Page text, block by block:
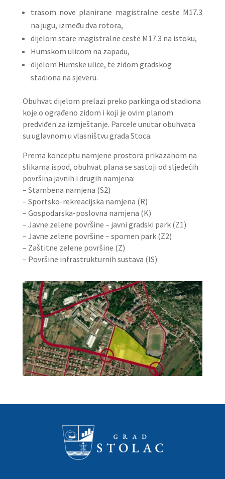
trasom nove planirane magistralne ceste M17.3
na jugu, između dva rotora,
dijelom stare magistralne ceste M17.3 na istoku,
Humskom ulicom na zapadu,
dijelom Humske ulice, te zidom gradskog
stadiona na sjeveru.
Obuhvat dijelom prelazi preko parkinga od stadiona
koje o ograđeno zidom i koji je ovim planom
predviđen za izmještanje. Parcele unutar obuhvata
su uglavnom u vlasništvu grada Stoca.
Prema konceptu namjene prostora prikazanom na
slikama ispod, obuhvat plana se sastoji od sljedećih
površina javnih i drugih namjena:
– Stambena namjena (S2)
– Sportsko-rekreacijska namjena (R)
– Gospodarska-poslovna namjena (K)
– Javne zelene površine – javni gradski park (Z1)
– Javne zelene površine – spomen park (Z2)
– Zaštitne zelene površine (Z)
– Površine infrastrukturnih sustava (IS)